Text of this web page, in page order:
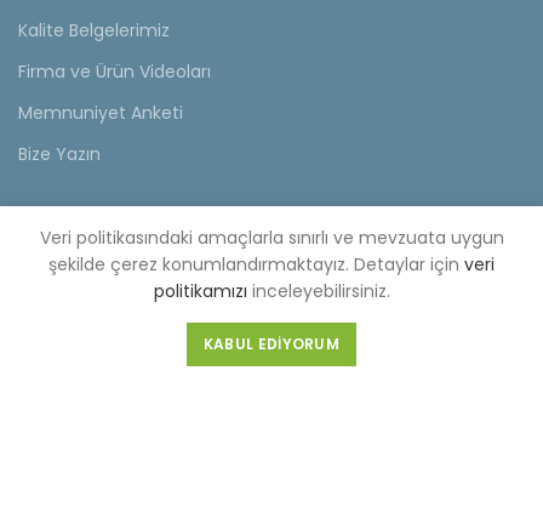
Kalite Belgelerimiz
Firma ve Ürün Videoları
Memnuniyet Anketi
Bize Yazın
KVKK
KVKK Aydınlatma Metni
Müşteri Aydınlatma Metni
Tedarikçi Aydınlatma Metni
Veri politikasındaki amaçlarla sınırlı ve mevzuata uygun
şekilde çerez konumlandırmaktayız. Detaylar için veri
politikamızı inceleyebilirsiniz.
KABUL EDIYORUM